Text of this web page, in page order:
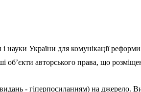
і науки України для комунікації
авторського права, що
- гіперпосиланням) на джерело.